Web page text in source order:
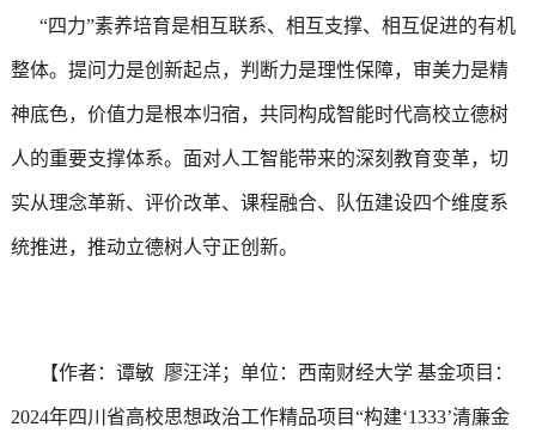
“四力”素养培育是相互联系、相互支撑、相互促进的有机
整体。提问力是创新起点，判断力是理性保障，审美力是精
神底色，价值力是根本归宿，共同构成智能时代高校立德树
人的重要支撑体系。面对人工智能带来的深刻教育变革，切
实从理念革新、评价改革、课程融合、队伍建设四个维度系
统推进，推动立德树人守正创新。
【作者：谭敏  廖汪洋；单位：西南财经大学 基金项目：
2024年四川省高校思想政治工作精品项目“构建‘1333’清廉金